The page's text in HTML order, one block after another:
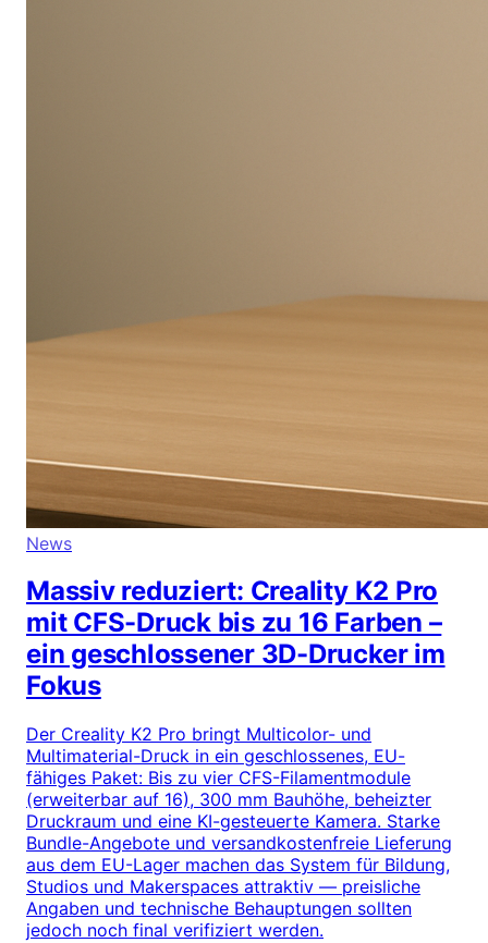
News
Massiv reduziert: Creality K2 Pro
mit CFS-Druck bis zu 16 Farben –
ein geschlossener 3D-Drucker im
Fokus
Der Creality K2 Pro bringt Multicolor- und
Multimaterial-Druck in ein geschlossenes, EU-
fähiges Paket: Bis zu vier CFS-Filamentmodule
(erweiterbar auf 16), 300 mm Bauhöhe, beheizter
Druckraum und eine KI-gesteuerte Kamera. Starke
Bundle-Angebote und versandkostenfreie Lieferung
aus dem EU-Lager machen das System für Bildung,
Studios und Makerspaces attraktiv — preisliche
Angaben und technische Behauptungen sollten
jedoch noch final verifiziert werden.